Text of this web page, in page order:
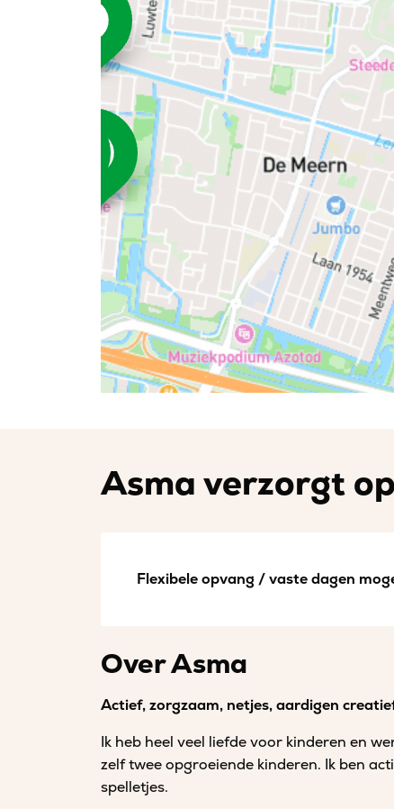
Asma verzorgt
Flexibele opvang / vaste dagen
Over Asma
Actief, zorgzaam, netjes, aardigen
Ik heb heel veel liefde voor kinderen en
zelf twee opgroeiende kinderen. Ik ben
spelletjes.